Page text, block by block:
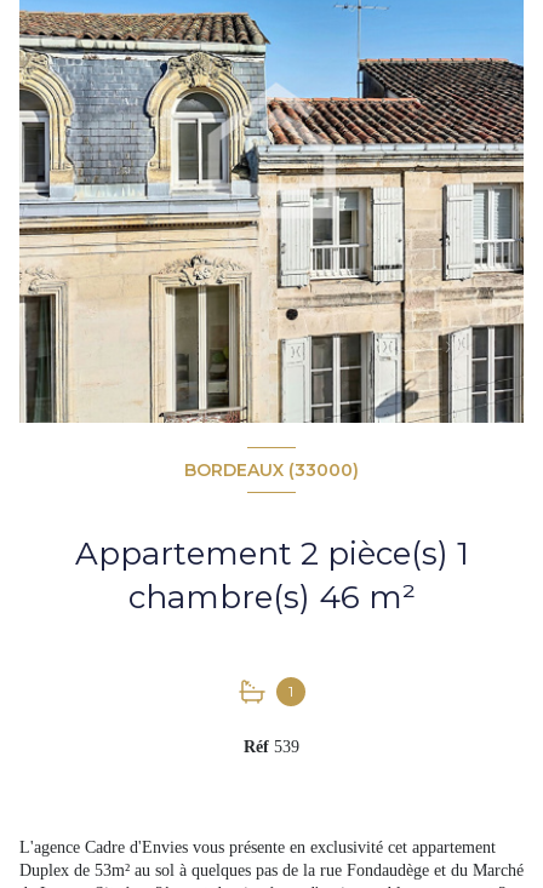
BORDEAUX (33000)
Appartement 2 pièce(s) 1
chambre(s) 46 m²
1
Réf 539
L'agence Cadre d'Envies vous présente en exclusivité cet appartement
Duplex de 53m² au sol à quelques pas de la rue Fondaudège et du Marché